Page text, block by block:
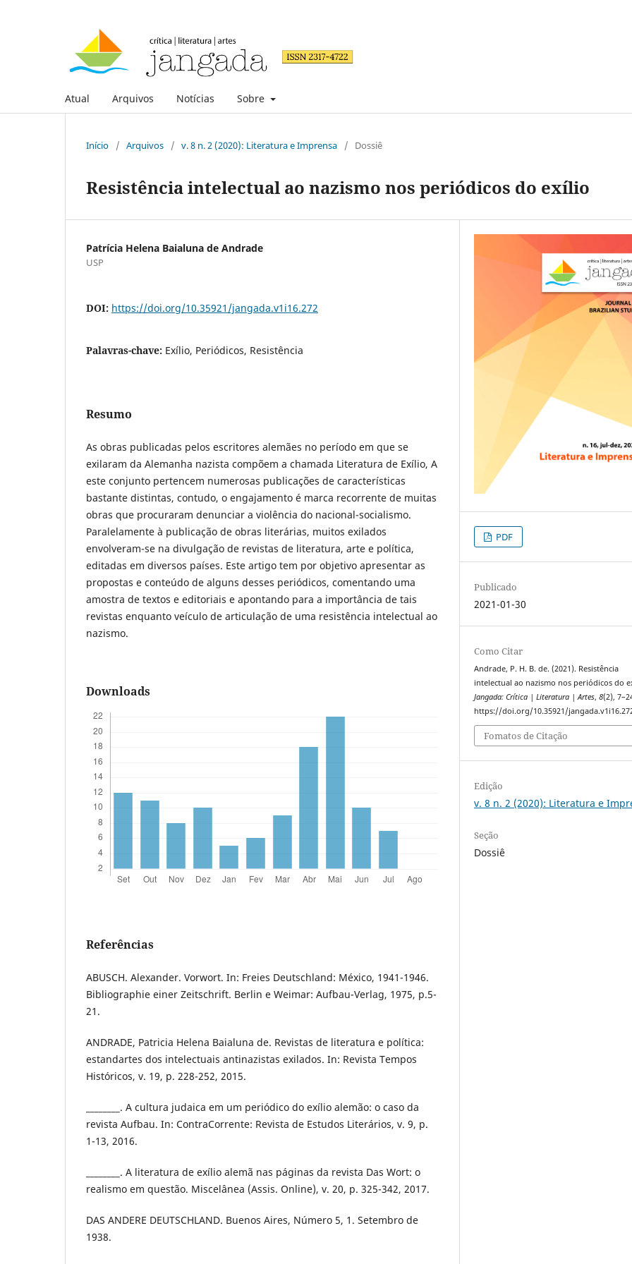
Atual Arquivos Notícias Sobre
Início / Arquivos / v. 8 n. 2 (2020): Literatura e Imprensa / Dossiê
Resistência intelectual ao nazismo nos periódicos do exílio
Patrícia Helena Baialuna de Andrade
USP
DOI: https://doi.org/10.35921/jangada.v1i16.272
Palavras-chave: Exílio, Periódicos, Resistência
Resumo
As obras publicadas pelos escritores alemães no período em que se
exilaram da Alemanha nazista compõem a chamada Literatura de Exílio, A
este conjunto pertencem numerosas publicações de características
bastante distintas, contudo, o engajamento é marca recorrente de muitas
obras que procuraram denunciar a violência do nacional-socialismo.
Paralelamente à publicação de obras literárias, muitos exilados
envolveram-se na divulgação de revistas de literatura, arte e política,
editadas em diversos países. Este artigo tem por objetivo apresentar as
propostas e conteúdo de alguns desses periódicos, comentando uma
amostra de textos e editoriais e apontando para a importância de tais
revistas enquanto veículo de articulação de uma resistência intelectual ao
nazismo.
Downloads
Referências
ABUSCH. Alexander. Vorwort. In: Freies Deutschland: México, 1941-1946.
Bibliographie einer Zeitschrift. Berlin e Weimar: Aufbau-Verlag, 1975, p.5-
21.
ANDRADE, Patricia Helena Baialuna de. Revistas de literatura e política:
estandartes dos intelectuais antinazistas exilados. In: Revista Tempos
Históricos, v. 19, p. 228-252, 2015.
________. A cultura judaica em um periódico do exílio alemão: o caso da
revista Aufbau. In: ContraCorrente: Revista de Estudos Literários, v. 9, p.
1-13, 2016.
________. A literatura de exílio alemã nas páginas da revista Das Wort: o
realismo em questão. Miscelânea (Assis. Online), v. 20, p. 325-342, 2017.
DAS ANDERE DEUTSCHLAND. Buenos Aires, Número 5, 1. Setembro de
1938.
PDF
Publicado
2021-01-30
Como Citar
Andrade, P. H. B. de. (2021). Resistência
intelectual ao nazismo nos periódicos do
Jangada: Crítica | Literatura | Artes,8(2),
https://doi.org/10.35921/
Fomatos de Citação
Edição
v. 8 n. 2 (2020): Literatura e
Seção
Dossiê